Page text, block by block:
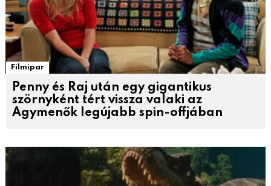
Filmipar
Penny és Raj után egy gigantikus
szörnyként tért vissza valaki az
Agymenők legújabb spin-offjában